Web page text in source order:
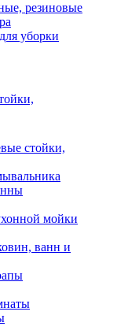
резиновые
уборки
стойки,
мойки
ванн и